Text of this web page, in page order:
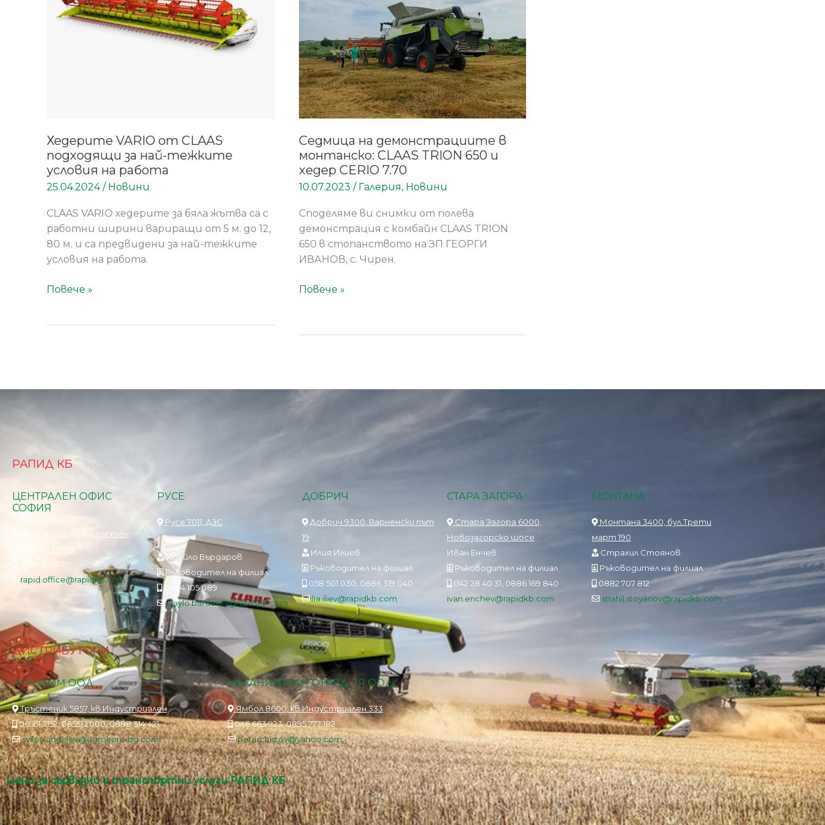
Хедерите VARIO от CLAAS
подходящи за най-тежките
условия на работа
25.04.2024/ Новини
CLAAS VARIO хедерите за бяла жътва са с
работни ширини вариращи от 5 м. до 12,
80 м. и са предвидени за най-тежките
условия на работа.
подходящи
за
Повече »
Седмица на демонстрациите в
монтанско: CLAAS TRION 650 и
хедер CERIO 7.70
10.07.2023 / Галерия, Новини
Споделяме ви снимки от полева
демонстрация с комбайн CLAAS TRION
650 в стопанството на ЗП ГЕОРГИ
ИВАНОВ, с. Чирен.
монтанско:
TRION
650
и
хедер
CERIO
7.70
Повече »
РАПИД КБ
ЦЕНТРАЛЕН ОФИС
СОФИЯ
София 1407, Околовръстен
път 143, П.К. 99
02 400 80 10
rapid.office@rapidkb.com
РУСЕ
Русе 7011, ДЗС
Ивайло Бърдаров
Ръководител на филиал
0884 105 089
ivaylo.bardarov@rapidkb.com
ДОБРИЧ
Добрич 9300, Варненски път
19
Илия Илиев
Ръководител на филиал
058 501 030, 0886 319 040
ilia.iliev@rapidkb.com
СТАРА ЗАГОРА
Стара Загора 6000,
Новозагорско шосе
Иван Енчев
Ръководител на филиал
042 28 40 31, 0886 169 840
ivan.enchev@rapidkb.com
МОНТАНА
Монтана 3400, бул.Трети
март 190
Страхил Стоянов
Ръководител на филиал
0882 707 812
strahil.stoyanov@rapidkb.com
ДИСТРИБУТОРИ
АГРОКОМ ООД
Тръстеник 5857, кв.Индустриален
06551 2152, 06551 2000, 0888 314 421
svilen.angelov@agrokom-bg.com
МЕХАНИЗИРАН ОТРЯД – Я ООД
Ямбол 8600, кв.Индустриален 333
046 663 923, 0895 777 182
petarchistov@yahoo.com
Цени за сервизни и транспортни услуги РАПИД КБ